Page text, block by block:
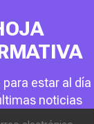
estar al día
noticias